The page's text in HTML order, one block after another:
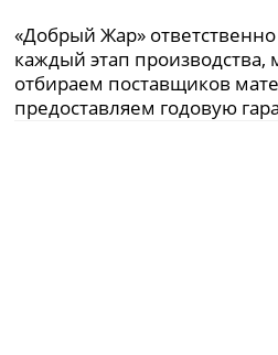
«Добрый Жар»
каждый этап
отбираем поставщиков
предоставляем годовую